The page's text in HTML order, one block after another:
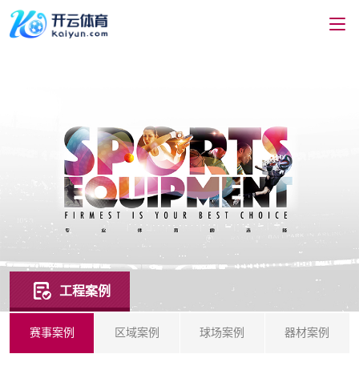
工程案例
赛事案例 区域案例 球场案例 器材案例